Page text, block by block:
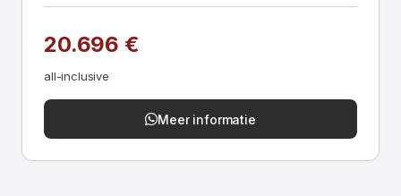
20.696 €
all-inclusive
Meer informatie